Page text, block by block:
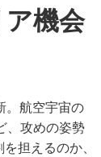
機会
。航空宇宙の
、攻めの姿勢
担えるのか、